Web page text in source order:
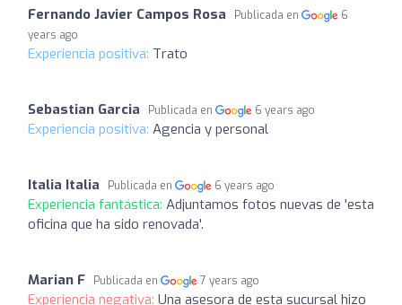
Fernando Javier Campos Rosa Publicada en
6
years ago
Experiencia positiva: Trato
Sebastian Garcia Publicada en 6 years ago
Experiencia positiva: Agencia y personal
Italia Italia Publicada en 6 years ago
Experiencia fantástica: Adjuntamos fotos nuevas de 'esta
oficina que ha sido renovada'.
Marian F Publicada en 7 years ago
Experiencia negativa: Una asesora de esta sucursal hizo